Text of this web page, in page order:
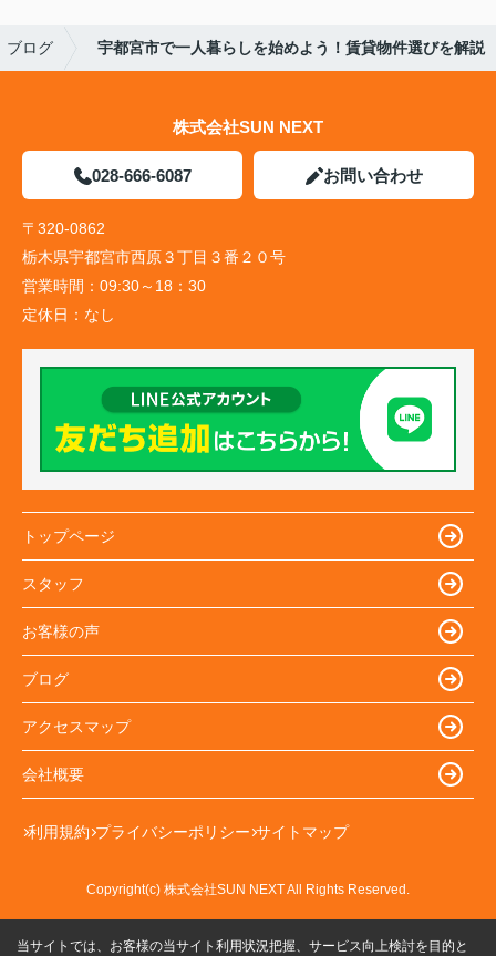
ブログ 宇都宮市で一人暮らしを始めよう！賃貸物件選びを解説
株式会社SUN NEXT
028-666-6087 お問い合わせ
〒320-0862
栃木県宇都宮市西原３丁目３番２０号
営業時間： 09:30～18：30
定休日： なし
トップページ
スタッフ
お客様の声
ブログ
アクセスマップ
会社概要
利用規約 プライバシーポリシー サイトマップ
Copyright(c) 株式会社SUN NEXT All Rights Reserved.
当サイトでは、お客様の当サイト利用状況把握、サービス向上検討を目的と